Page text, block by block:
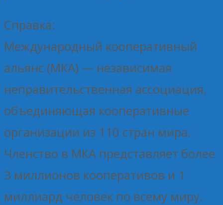
Справка:
Международный кооперативный
альянс (МКА) — независимая
неправительственная ассоциация,
объединяющая кооперативные
организации из 110 стран мира.
Членство в МКА представляет более
3 миллионов кооперативов и 1
миллиард человек по всему миру.